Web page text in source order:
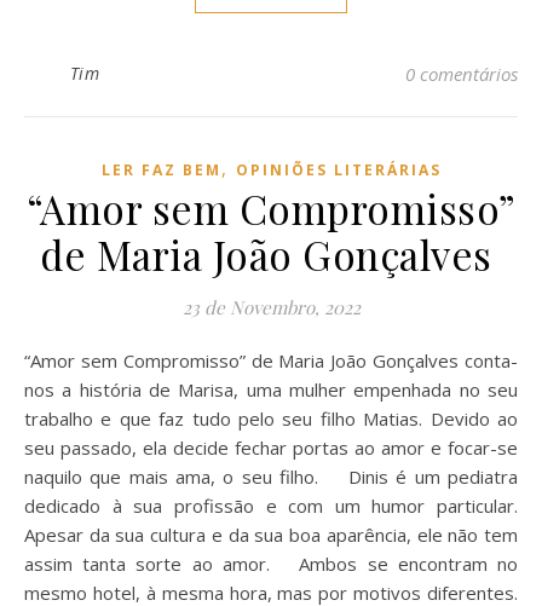
Tim 0 comentários
LER FAZ BEM , OPINIÕES LITERÁRIAS
“Amor sem Compromisso”
de Maria João Gonçalves
23 de Novembro, 2022
“Amor sem Compromisso” de Maria João Gonçalves conta-
nos a história de Marisa, uma mulher empenhada no seu
trabalho e que faz tudo pelo seu filho Matias. Devido ao
seu passado, ela decide fechar portas ao amor e focar-se
naquilo que mais ama, o seu filho. Dinis é um pediatra
dedicado à sua profissão e com um humor particular.
Apesar da sua cultura e da sua boa aparência, ele não tem
assim tanta sorte ao amor. Ambos se encontram no
mesmo hotel, à mesma hora, mas por motivos diferentes.